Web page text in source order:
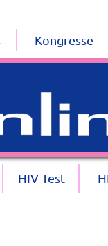
Kongresse
HIV-Test